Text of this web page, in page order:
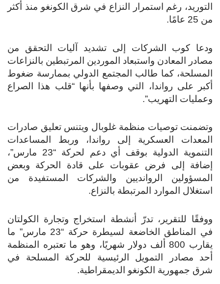
التوريد، رغم استمرار النزاع في شرق الكونغو منذ أكثر
من 25 عامًا.
ودعا كوب الشركات إلى تشديد آليات التحقق من
مصادر المعادن واستبعاد الموردين المرتبطين بالنزاعات
المسلحة، كما طالب المجتمع الدولي بممارسة ضغوط
أكبر على رواندا، التي وصفها بأنها “قلب هذا الصراع
وعمليات التهريب”.
وتضمنت توصيات منظمة غلوبال ويتنس تعليق صادرات
المعدات العسكرية إلى رواندا، وربط المساعدات
التنموية الدولية بوقف أي دعم لحركة “23 مارس”،
إضافة إلى فرض عقوبات على قادة الحركة وبعض
المسؤولين الروانديين والشركات المستفيدة من
استغلال الموارد المرتبطة بالنزاع.
ووفقًا للتقرير، تدرّ أنشطة استخراج وتجارة الكولتان
في المناطق الخاضعة لسيطرة حركة “23 مارس” ما
يقارب 800 ألف دولار شهريًا، وهو ما تعتبره المنظمة
أحد مصادر التمويل الرئيسية للحركة المسلحة في
شرق جمهورية الكونغو الديمقراطية.